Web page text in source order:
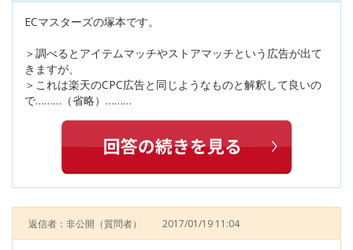
ECマスターズの塚本です。
＞調べるとアイテムマッチやストアマッチという広告が出て
きますが、
＞これは楽天のCPC広告と同じようなものと解釈して良いの
で………（省略）………
返信者：非公開 （質問者） 2017/01/19 11:04